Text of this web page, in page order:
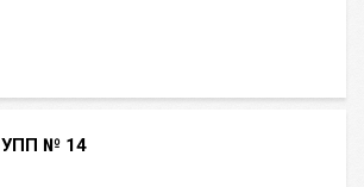
УПП № 14